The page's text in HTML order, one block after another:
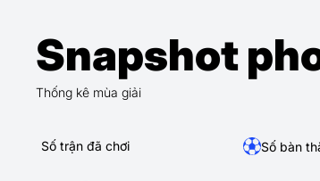
Snapshot
Thống kê mùa giải
Số trận đã chơi Số bàn